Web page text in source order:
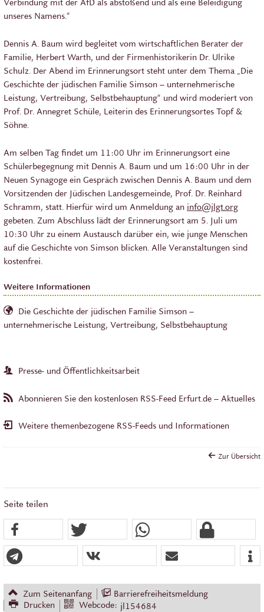
Verbindung mit der AfD als abstoßend und als eine Beleidigung
unseres Namens.“
Dennis A. Baum wird begleitet vom wirtschaftlichen Berater der
Familie, Herbert Warth, und der Firmenhistorikerin Dr. Ulrike
Schulz. Der Abend im Erinnerungsort steht unter dem Thema „Die
Geschichte der jüdischen Familie Simson – unternehmerische
Leistung, Vertreibung, Selbstbehauptung“ und wird moderiert von
Prof. Dr. Annegret Schüle, Leiterin des Erinnerungsortes Topf &
Söhne.
Am selben Tag findet um 11:00 Uhr im Erinnerungsort eine
Schülerbegegnung mit Dennis A. Baum und um 16:00 Uhr in der
Neuen Synagoge ein Gespräch zwischen Dennis A. Baum und dem
Vorsitzenden der Jüdischen Landesgemeinde, Prof. Dr. Reinhard
Schramm, statt. Hierfür wird um Anmeldung an info@jlgt.org
gebeten. Zum Abschluss lädt der Erinnerungsort am 5. Juli um
10:30 Uhr zu einem Austausch darüber ein, wie junge Menschen
auf die Geschichte von Simson blicken. Alle Veranstaltungen sind
kostenfrei.
Weitere Informationen
Die Geschichte der jüdischen Familie Simson –
unternehmerische Leistung, Vertreibung, Selbstbehauptung
Presse- und Öffentlichkeitsarbeit
Abonnieren Sie den kostenlosen RSS-Feed Erfurt.de – Aktuelles
Weitere themenbezogene RSS-Feeds und Informationen
Zur Übersicht
Seite teilen
Zum Seitenanfang
Barrierefreiheitsmeldung
Drucken
Webcode: jl154684